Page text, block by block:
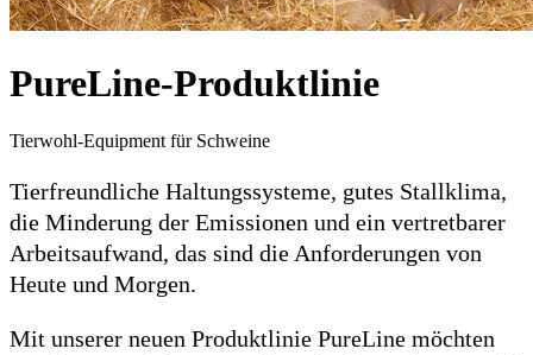
PureLine-Produktlinie
Tierwohl-Equipment für Schweine
Tierfreundliche Haltungssysteme, gutes Stallklima,
die Minderung der Emissionen und ein vertretbarer
Arbeitsaufwand, das sind die Anforderungen von
Heute und Morgen.
Mit unserer neuen Produktlinie PureLine möchten